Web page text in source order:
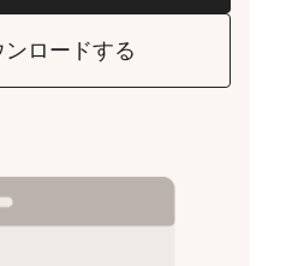
ロードする